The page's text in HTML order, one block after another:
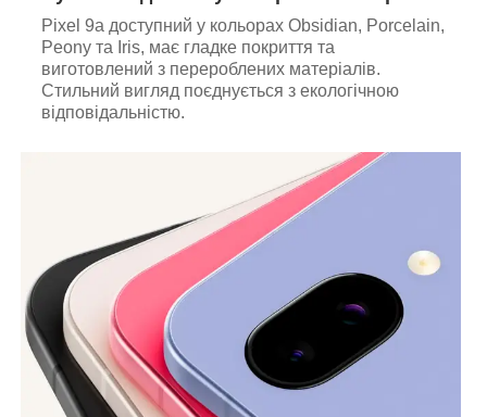
Pixel 9a доступний у кольорах Obsidian, Porcelain,
Peony та Iris, має гладке покриття та
виготовлений з перероблених матеріалів.
Стильний вигляд поєднується з екологічною
відповідальністю.